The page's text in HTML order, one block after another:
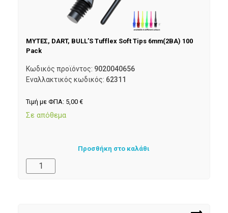
ΜΥΤΕΣ, DART, BULL’S Tufflex Soft Tips 6mm(2BA) 100
Pack
Κωδικός προϊόντος: 9020040656
Εναλλακτικός κωδικός: 62311
Τιμή με ΦΠΑ: 5,00 €
Σε απόθεμα
Προσθήκη στο καλάθι